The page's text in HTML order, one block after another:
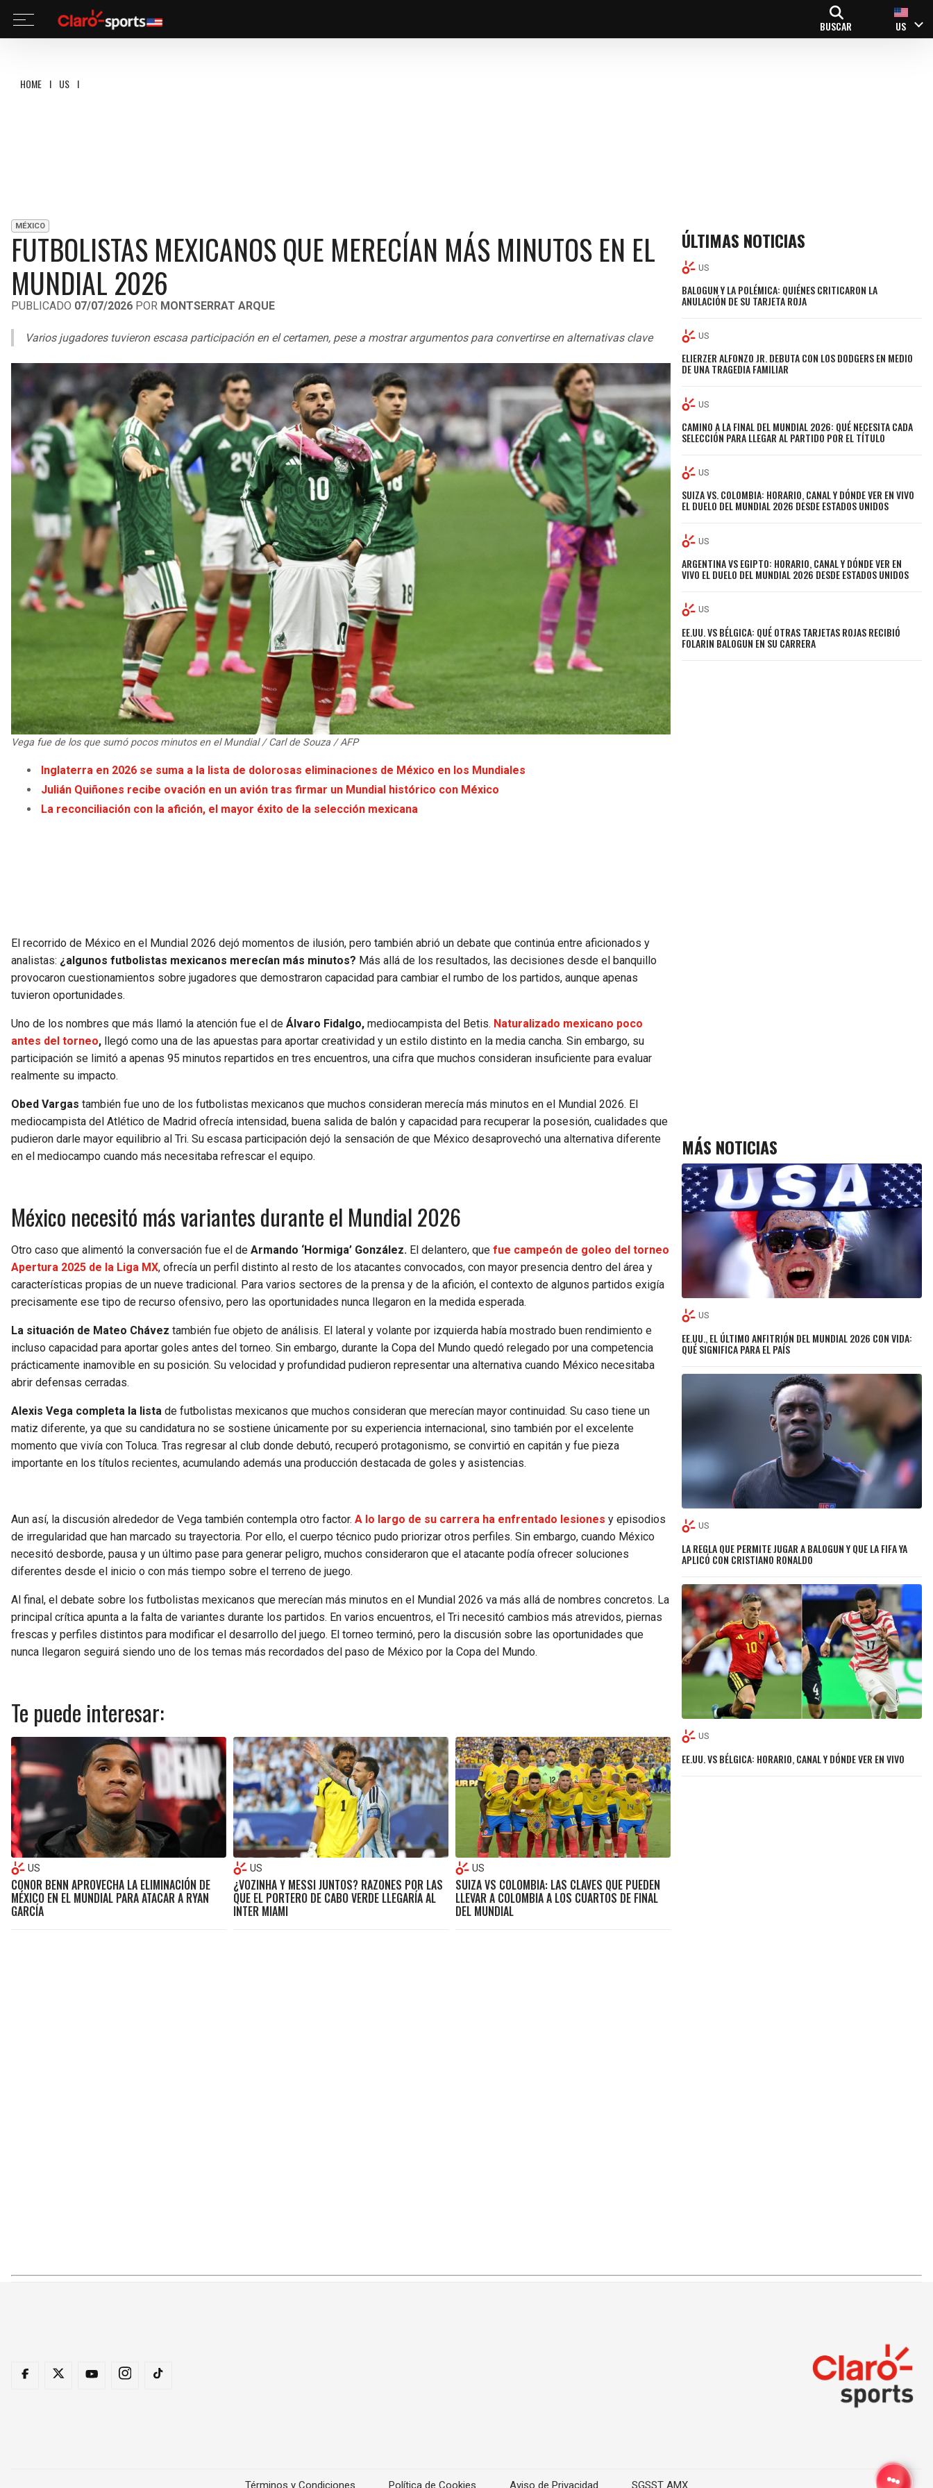
BUSCAR US
HOME I US I
MÉXICO
FUTBOLISTAS MEXICANOS QUE MERECÍAN MÁS MINUTOS EN EL
MUNDIAL 2026
PUBLICADO 07/07/2026 POR MONTSERRAT ARQUE
Varios jugadores tuvieron escasa participación en el certamen, pese a mostrar argumentos para convertirse en alternativas clave
Vega fue de los que sumó pocos minutos en el Mundial / Carl de Souza / AFP
Inglaterra en 2026 se suma a la lista de dolorosas eliminaciones de México en los Mundiales
Julián Quiñones recibe ovación en un avión tras firmar un Mundial histórico con México
La reconciliación con la afición, el mayor éxito de la selección mexicana
El recorrido de México en el Mundial 2026 dejó momentos de ilusión, pero también abrió un debate que continúa entre aficionados y
analistas: ¿algunos futbolistas mexicanos merecían más minutos? Más allá de los resultados, las decisiones desde el banquillo
provocaron cuestionamientos sobre jugadores que demostraron capacidad para cambiar el rumbo de los partidos, aunque apenas
tuvieron oportunidades.
Uno de los nombres que más llamó la atención fue el de Álvaro Fidalgo, mediocampista del Betis. Naturalizado mexicano poco
antes del torneo, llegó como una de las apuestas para aportar creatividad y un estilo distinto en la media cancha. Sin embargo, su
participación se limitó a apenas 95 minutos repartidos en tres encuentros, una cifra que muchos consideran insuficiente para evaluar
realmente su impacto.
Obed Vargas también fue uno de los futbolistas mexicanos que muchos consideran merecía más minutos en el Mundial 2026. El
mediocampista del Atlético de Madrid ofrecía intensidad, buena salida de balón y capacidad para recuperar la posesión, cualidades que
pudieron darle mayor equilibrio al Tri. Su escasa participación dejó la sensación de que México desaprovechó una alternativa diferente
en el mediocampo cuando más necesitaba refrescar el equipo.
México necesitó más variantes durante el Mundial 2026
Otro caso que alimentó la conversación fue el de Armando ‘Hormiga’ González. El delantero, que fue campeón de goleo del torneo
Apertura 2025 de la Liga MX, ofrecía un perfil distinto al resto de los atacantes convocados, con mayor presencia dentro del área y
características propias de un nueve tradicional. Para varios sectores de la prensa y de la afición, el contexto de algunos partidos exigía
precisamente ese tipo de recurso ofensivo, pero las oportunidades nunca llegaron en la medida esperada.
La situación de Mateo Chávez también fue objeto de análisis. El lateral y volante por izquierda había mostrado buen rendimiento e
incluso capacidad para aportar goles antes del torneo. Sin embargo, durante la Copa del Mundo quedó relegado por una competencia
prácticamente inamovible en su posición. Su velocidad y profundidad pudieron representar una alternativa cuando México necesitaba
abrir defensas cerradas.
Alexis Vega completa la lista de futbolistas mexicanos que muchos consideran que merecían mayor continuidad. Su caso tiene un
matiz diferente, ya que su candidatura no se sostiene únicamente por su experiencia internacional, sino también por el excelente
momento que vivía con Toluca. Tras regresar al club donde debutó, recuperó protagonismo, se convirtió en capitán y fue pieza
importante en los títulos recientes, acumulando además una producción destacada de goles y asistencias.
Aun así, la discusión alrededor de Vega también contempla otro factor. A lo largo de su carrera ha enfrentado lesiones y episodios
de irregularidad que han marcado su trayectoria. Por ello, el cuerpo técnico pudo priorizar otros perfiles. Sin embargo, cuando México
necesitó desborde, pausa y un último pase para generar peligro, muchos consideraron que el atacante podía ofrecer soluciones
diferentes desde el inicio o con más tiempo sobre el terreno de juego.
Al final, el debate sobre los futbolistas mexicanos que merecían más minutos en el Mundial 2026 va más allá de nombres concretos. La
principal crítica apunta a la falta de variantes durante los partidos. En varios encuentros, el Tri necesitó cambios más atrevidos, piernas
frescas y perfiles distintos para modificar el desarrollo del juego. El torneo terminó, pero la discusión sobre las oportunidades que
nunca llegaron seguirá siendo uno de los temas más recordados del paso de México por la Copa del Mundo.
Te puede interesar:
US
CONOR BENN APROVECHA LA ELIMINACIÓN DE
MÉXICO EN EL MUNDIAL PARA ATACAR A RYAN
GARCÍA
US
¿VOZINHA Y MESSI JUNTOS? RAZONES POR LAS
QUE EL PORTERO DE CABO VERDE LLEGARÍA AL
INTER MIAMI
US
SUIZA VS COLOMBIA: LAS CLAVES QUE PUEDEN
LLEVAR A COLOMBIA A LOS CUARTOS DE FINAL
DEL MUNDIAL
ÚLTIMAS NOTICIAS
US
BALOGUN Y LA POLÉMICA: QUIÉNES CRITICARON LA
ANULACIÓN DE SU TARJETA ROJA
US
ELIERZER ALFONZO JR. DEBUTA CON LOS DODGERS EN MEDIO
DE UNA TRAGEDIA FAMILIAR
US
CAMINO A LA FINAL DEL MUNDIAL 2026: QUÉ NECESITA CADA
SELECCIÓN PARA LLEGAR AL PARTIDO POR EL TÍTULO
US
SUIZA VS. COLOMBIA: HORARIO, CANAL Y DÓNDE VER EN VIVO
EL DUELO DEL MUNDIAL 2026 DESDE ESTADOS UNIDOS
US
ARGENTINA VS EGIPTO: HORARIO, CANAL Y DÓNDE VER EN
VIVO EL DUELO DEL MUNDIAL 2026 DESDE ESTADOS UNIDOS
US
EE.UU. VS BÉLGICA: QUÉ OTRAS TARJETAS ROJAS RECIBIÓ
FOLARIN BALOGUN EN SU CARRERA
MÁS NOTICIAS
US
EE.UU., EL ÚLTIMO ANFITRIÓN DEL MUNDIAL 2026 CON VIDA:
QUÉ SIGNIFICA PARA EL PAÍS
US
LA REGLA QUE PERMITE JUGAR A BALOGUN Y QUE LA FIFA YA
APLICÓ CON CRISTIANO RONALDO
US
EE.UU. VS BÉLGICA: HORARIO, CANAL Y DÓNDE VER EN VIVO
Términos y Condiciones Política de Cookies Aviso de Privacidad SGSST AMX